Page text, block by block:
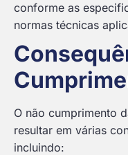
conforme as
normas técnicas
O não cumprimento
resultar em várias
incluindo: